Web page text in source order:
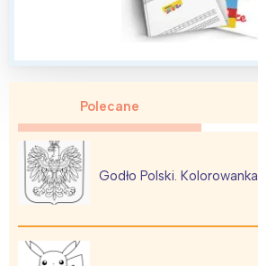
Polecane
Godło Polski. Kolorowanka